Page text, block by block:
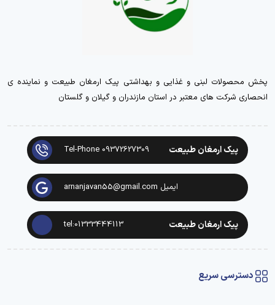
پخش محصولات لبنی و غذایی و بهداشتی پیک ارمغان طبیعت و نماینده ی
انحصاری شرکت های معتبر در استان مازندران و گیلان و گلستان
پیک ارمغان طبیعت Tel-Phone 09372627309
ایمیل arnanjavan55@gmail.com
پیک ارمغان طبیعت tel:01333444113
دسترسی سریع